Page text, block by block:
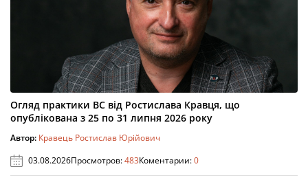
Огляд практики ВС від Ростислава Кравця, що
опублікована з 25 по 31 липня 2026 року
Автор: Кравець Ростислав Юрійович
03.08.2026Просмотров:483Коментарии:0